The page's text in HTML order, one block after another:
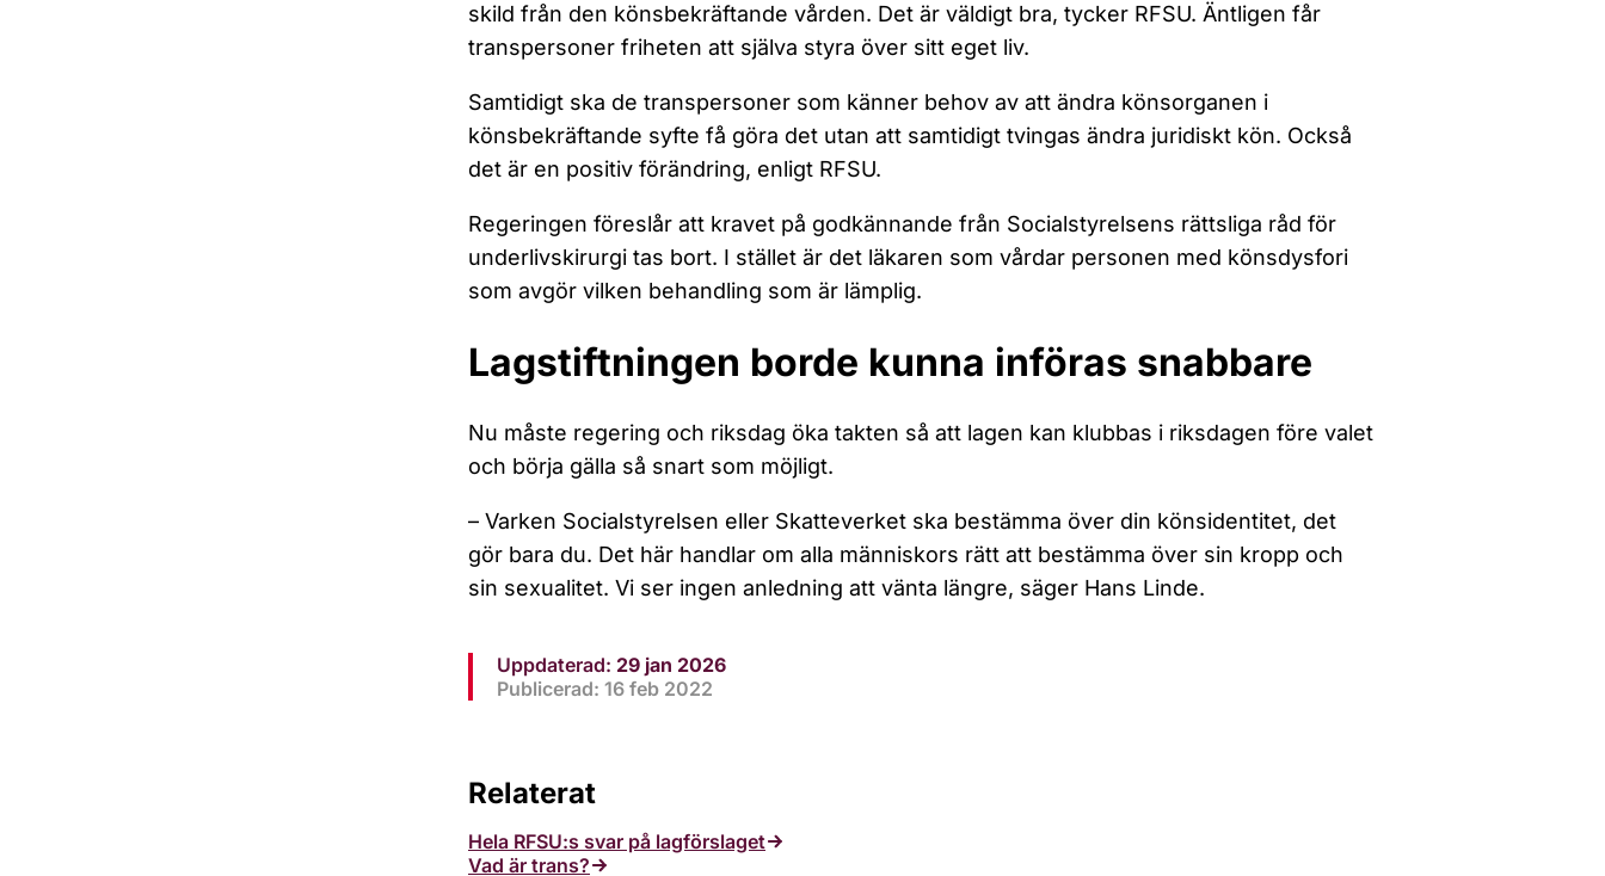
skild från den könsbekräftande vården. Det är väldigt bra, tycker RFSU. Äntligen får
transpersoner friheten att själva styra över sitt eget liv.
Samtidigt ska de transpersoner som känner behov av att ändra könsorganen i
könsbekräftande syfte få göra det utan att samtidigt tvingas ändra juridiskt kön. Också
det är en positiv förändring, enligt RFSU.
Regeringen föreslår att kravet på godkännande från Socialstyrelsens rättsliga råd för
underlivskirurgi tas bort. I stället är det läkaren som vårdar personen med könsdysfori
som avgör vilken behandling som är lämplig.
Lagstiftningen borde kunna införas snabbare
Nu måste regering och riksdag öka takten så att lagen kan klubbas i riksdagen före valet
och börja gälla så snart som möjligt.
– Varken Socialstyrelsen eller Skatteverket ska bestämma över din könsidentitet, det
gör bara du. Det här handlar om alla människors rätt att bestämma över sin kropp och
sin sexualitet. Vi ser ingen anledning att vänta längre, säger Hans Linde.
Uppdaterad: 29 jan 2026
Publicerad: 16 feb 2022
Relaterat
Hela RFSU:s svar på lagförslaget
Vad är trans?